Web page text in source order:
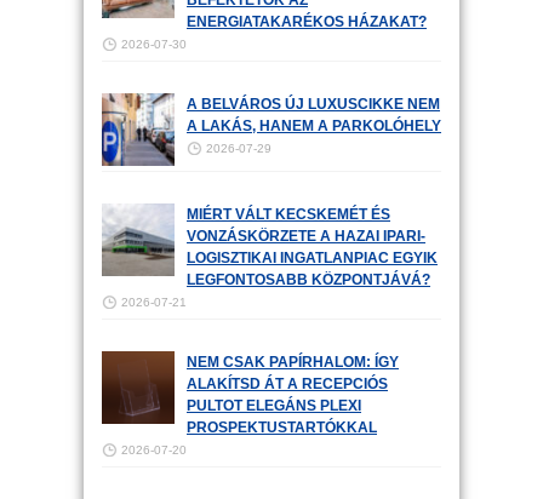
ENERGIATAKARÉKOS HÁZAKAT?
2026-07-30
A BELVÁROS ÚJ LUXUSCIKKE NEM
A LAKÁS, HANEM A PARKOLÓHELY
2026-07-29
MIÉRT VÁLT KECSKEMÉT ÉS
VONZÁSKÖRZETE A HAZAI IPARI-
LOGISZTIKAI INGATLANPIAC EGYIK
LEGFONTOSABB KÖZPONTJÁVÁ?
2026-07-21
NEM CSAK PAPÍRHALOM: ÍGY
ALAKÍTSD ÁT A RECEPCIÓS
PULTOT ELEGÁNS PLEXI
PROSPEKTUSTARTÓKKAL
2026-07-20